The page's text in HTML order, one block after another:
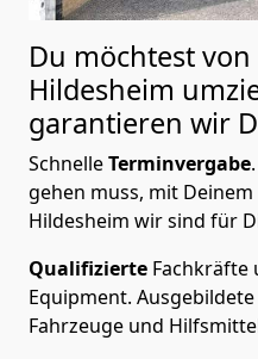
Du möchtest
Hildesheim
garantieren wir
SchnelleTerminvergabe.
gehen muss, mit
Hildesheim wir sind für
Qualifizierte Fachkräfte
Equipment.
Fahrzeuge und